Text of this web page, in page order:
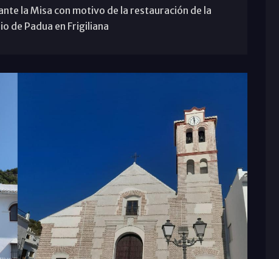
la Misa con motivo de la restauración de la
de Padua en Frigiliana